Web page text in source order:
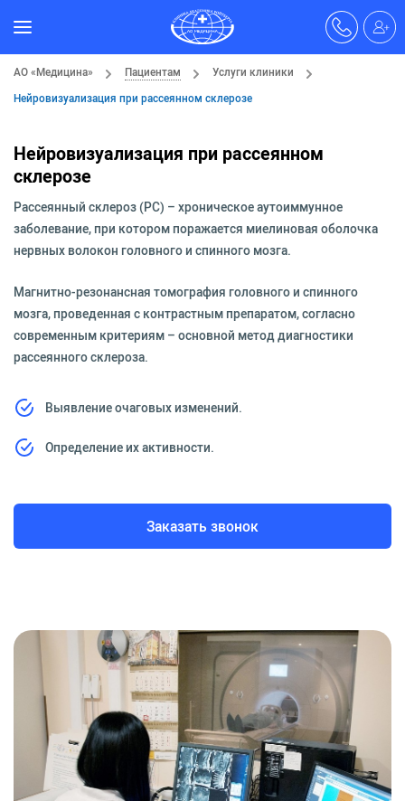
АО «Медицина» Пациентам
Услуги клиники
Нейровизуализация при рассеянном склерозе
Нейровизуализация при рассеянном
склерозе
Рассеянный склероз (РС) – хроническое аутоиммунное
заболевание, при котором поражается миелиновая оболочка
нервных волокон головного и спинного мозга.
Магнитно-резонансная томография головного и спинного
мозга, проведенная с контрастным препаратом, согласно
современным критериям – основной метод диагностики
рассеянного склероза.
Выявление очаговых изменений.
Определение их активности.
Заказать звонок